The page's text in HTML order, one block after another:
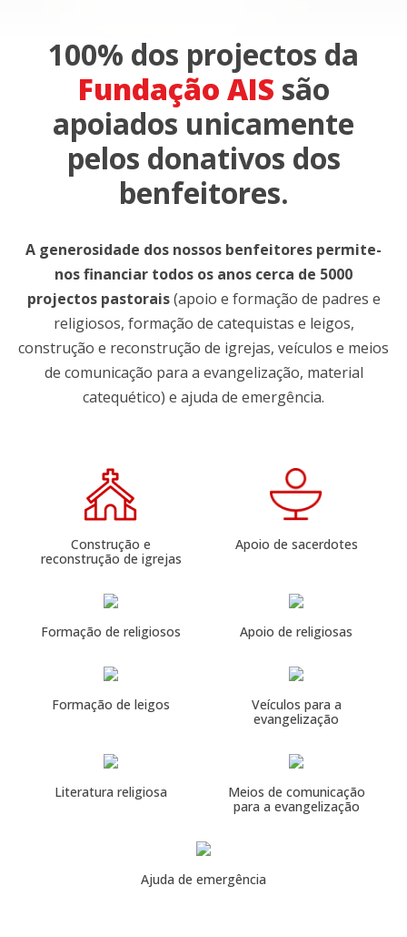
100% dos projectos da
Fundação AIS são
apoiados unicamente
pelos donativos dos
benfeitores.
A generosidade dos nossos benfeitores permite-
nos financiar todos os anos cerca de 5000
projectos pastorais(apoio e formação de padres e
religiosos, formação de catequistas e leigos,
construção e reconstrução de igrejas, veículos e meios
de comunicação para a evangelização, material
catequético) e ajuda de emergência.
Construção e
reconstrução de igrejas
Apoio de sacerdotes
Formação de religiosos Apoio de religiosas
Formação de leigos
Veículos para a
evangelização
Literatura religiosa
Meios de comunicação
para a evangelização
Ajuda de emergência